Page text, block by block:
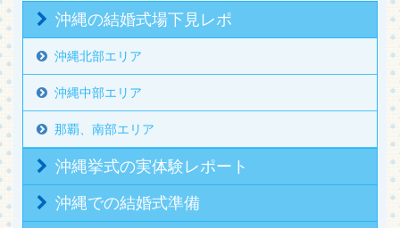
沖縄の結婚式場下見レポ
沖縄北部エリア
沖縄中部エリア
那覇、南部エリア
沖縄挙式の実体験レポート
沖縄での結婚式準備